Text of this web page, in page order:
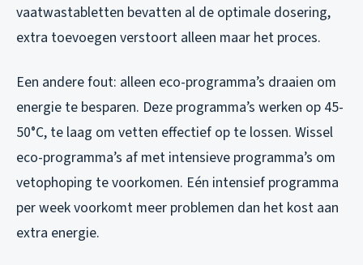
vaatwastabletten bevatten al de optimale dosering,
extra toevoegen verstoort alleen maar het proces.
Een andere fout: alleen eco-programma’s draaien om
energie te besparen. Deze programma’s werken op 45-
50°C, te laag om vetten effectief op te lossen. Wissel
eco-programma’s af met intensieve programma’s om
vetophoping te voorkomen. Eén intensief programma
per week voorkomt meer problemen dan het kost aan
extra energie.